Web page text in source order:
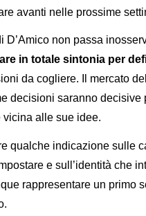
avanti nelle prossime
D’Amico non passa
in totale sintonia per
da cogliere. Il mercato
decisioni saranno
alle sue idee.
qualche indicazione sulle
e sull’identità che
rappresentare un primo